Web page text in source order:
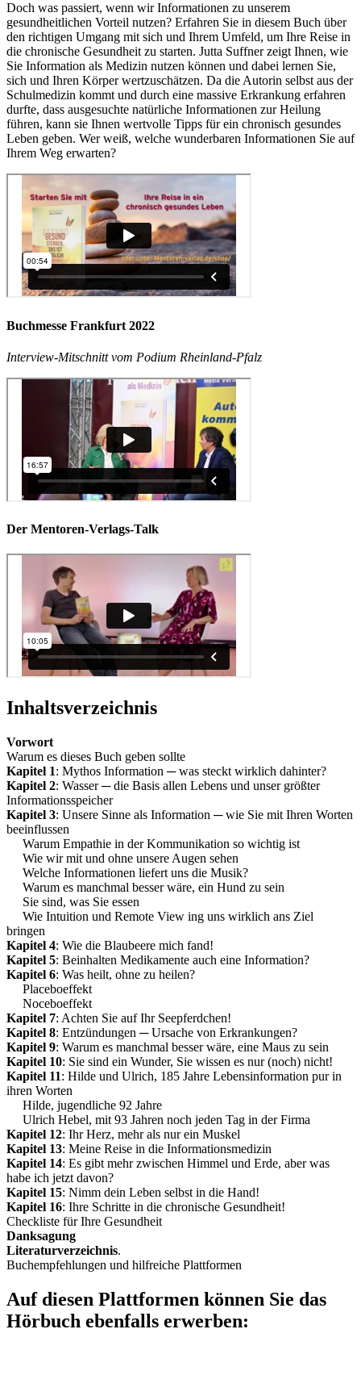
Doch was passiert, wenn wir Informationen zu unserem
gesundheitlichen Vorteil nutzen? Erfahren Sie in diesem Buch über
den richtigen Umgang mit sich und Ihrem Umfeld, um Ihre Reise in
die chronische Gesundheit zu starten. Jutta Suffner zeigt Ihnen, wie
Sie Information als Medizin nutzen können und dabei lernen Sie,
sich und Ihren Körper wertzuschätzen. Da die Autorin selbst aus der
Schulmedizin kommt und durch eine massive Erkrankung erfahren
durfte, dass ausgesuchte natürliche Informationen zur Heilung
führen, kann sie Ihnen wertvolle Tipps für ein chronisch gesundes
Leben geben. Wer weiß, welche wunderbaren Informationen Sie auf
Ihrem Weg erwarten?
Buchmesse Frankfurt 2022
Interview-Mitschnitt vom Podium Rheinland-Pfalz
Der Mentoren-Verlags-Talk
Inhaltsverzeichnis
Vorwort
Warum es dieses Buch geben sollte
Kapitel 1: Mythos Information ─ was steckt wirklich dahinter?
Kapitel 2: Wasser ─ die Basis allen Lebens und unser größter
Informationsspeicher
Kapitel 3: Unsere Sinne als Information ─ wie Sie mit Ihren Worten
beeinflussen
Warum Empathie in der Kommunikation so wichtig ist
Wie wir mit und ohne unsere Augen sehen
Welche Informationen liefert uns die Musik?
Warum es manchmal besser wäre, ein Hund zu sein
Sie sind, was Sie essen
Wie Intuition und Remote View ing uns wirklich ans Ziel
bringen
Kapitel 4: Wie die Blaubeere mich fand!
Kapitel 5: Beinhalten Medikamente auch eine Information?
Kapitel 6: Was heilt, ohne zu heilen?
Placeboeffekt
Noceboeffekt
Kapitel 7: Achten Sie auf Ihr Seepferdchen!
Kapitel 8: Entzündungen ─ Ursache von Erkrankungen?
Kapitel 9: Warum es manchmal besser wäre, eine Maus zu sein
Kapitel 10: Sie sind ein Wunder, Sie wissen es nur (noch) nicht!
Kapitel 11: Hilde und Ulrich, 185 Jahre Lebensinformation pur in
ihren Worten
Hilde, jugendliche 92 Jahre
Ulrich Hebel, mit 93 Jahren noch jeden Tag in der Firma
Kapitel 12: Ihr Herz, mehr als nur ein Muskel
Kapitel 13: Meine Reise in die Informationsmedizin
Kapitel 14: Es gibt mehr zwischen Himmel und Erde, aber was
habe ich jetzt davon?
Kapitel 15: Nimm dein Leben selbst in die Hand!
Kapitel 16: Ihre Schritte in die chronische Gesundheit!
Checkliste für Ihre Gesundheit
Danksagung
Literaturverzeichnis.
Buchempfehlungen und hilfreiche Plattformen
Auf diesen Plattformen können Sie das
Hörbuch ebenfalls erwerben: